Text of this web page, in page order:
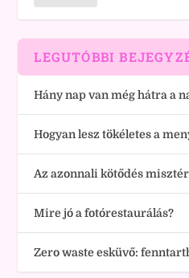
LEGUTÓBBI
Hány nap van még hátra a
Hogyan lesz tökéletes a
Az azonnali kötődés
Mire jó a fotórestaurálás?
Zero waste esküvő: